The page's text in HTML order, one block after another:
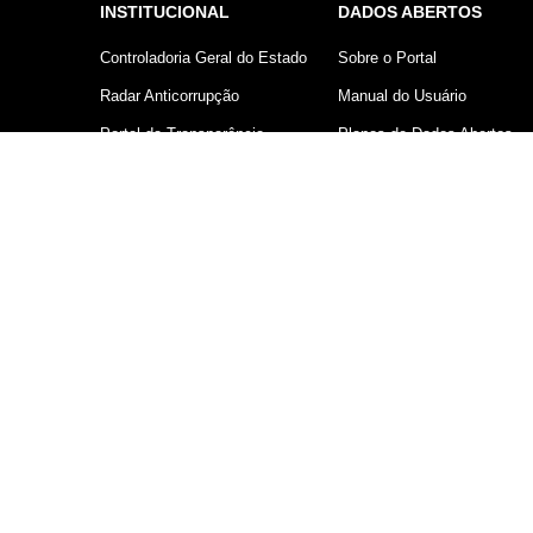
INSTITUCIONAL
Controladoria Geral do Estado
Radar Anticorrupção
Portal da Transparência
DADOS ABERTOS
Sobre o Portal
Manual do Usuário
Planos de Dados Abertos